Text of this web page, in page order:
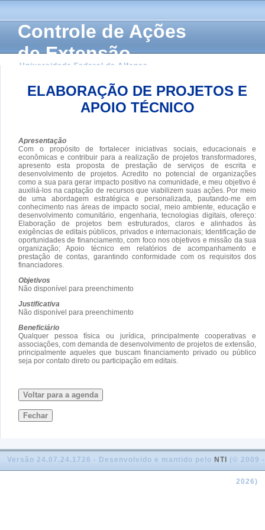
Controle de Ações
de Extensão
Universidade Federal de Alfenas
ELABORAÇÃO DE PROJETOS E
APOIO TÉCNICO
Apresentação
Com o propósito de fortalecer iniciativas sociais, educacionais e
econômicas e contribuir para a realização de projetos transformadores,
apresento esta proposta de prestação de serviços de escrita e
desenvolvimento de projetos. Acredito no potencial de organizações
como a sua para gerar impacto positivo na comunidade, e meu objetivo é
auxiliá-los na captação de recursos que viabilizem suas ações. Por meio
de uma abordagem estratégica e personalizada, pautando-me em
conhecimento nas áreas de impacto social, meio ambiente, educação e
desenvolvimento comunitário, engenharia, tecnologias digitais, ofereço:
Elaboração de projetos bem estruturados, claros e alinhados às
exigências de editais públicos, privados e internacionais; Identificação de
oportunidades de financiamento, com foco nos objetivos e missão da sua
organização; Apoio técnico em relatórios de acompanhamento e
prestação de contas, garantindo conformidade com os requisitos dos
financiadores.
Objetivos
Não disponível para preenchimento
Justificativa
Não disponível para preenchimento
Beneficiário
Qualquer pessoa física ou jurídica, principalmente cooperativas e
associações, com demanda de desenvolvimento de projetos de extensão,
principalmente aqueles que buscam financiamento privado ou público
seja por contato direto ou participação em editais.
Voltar para a agenda
Fechar
Versão 24.07.24.1726 - Desenvolvido e mantido pelo NTI (© 2009 -
2026)